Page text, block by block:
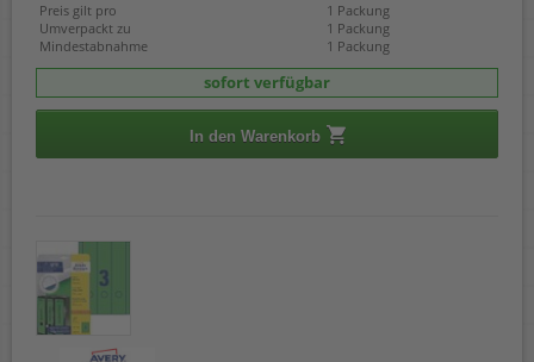
Preis gilt pro
1 Packung
Umverpackt zu
1 Packung
Mindestabnahme
1 Packung
sofort verfügbar
In den Warenkorb